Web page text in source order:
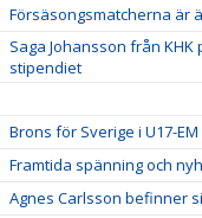
Försäsongsmatcherna är
Saga Johansson från
stipendiet
Brons för Sverige i U17-
Framtida spänning och
Agnes Carlsson befinner